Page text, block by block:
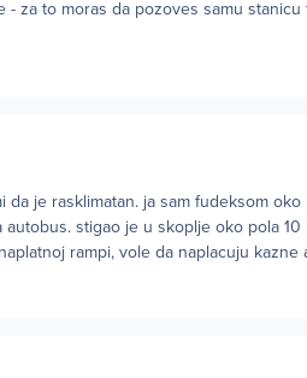
- za to moras da pozoves samu stanicu
je rasklimatan. ja sam fudeksom
stigao je u skoplje oko pola 10
rampi, vole da naplacuju kazne